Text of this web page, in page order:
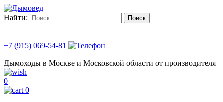
Найти:
+7 (915) 069-54-81
Дымоходы в Москве и Московской области от производителя
0
0